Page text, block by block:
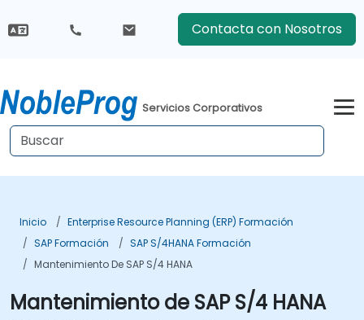
Contacta con Nosotros
Servicios Corporativos
Inicio
Enterprise Resource Planning (ERP) Formación
SAP Formación
SAP S/4HANA Formación
Mantenimiento De SAP S/4 HANA
Mantenimiento de SAP S/4 HANA